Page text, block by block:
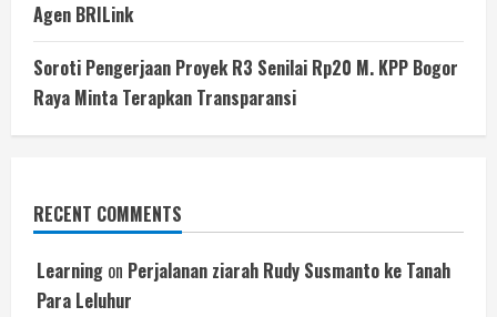
Agen BRILink
Soroti Pengerjaan Proyek R3 Senilai Rp20 M. KPP Bogor
Raya Minta Terapkan Transparansi
RECENT COMMENTS
Learning on Perjalanan ziarah Rudy Susmanto ke Tanah
Para Leluhur